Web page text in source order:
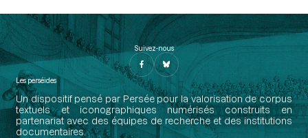
Suivez-nous
Les perséides
Un dispositif pensé par Persée pour la valorisation de corpus
textuels et iconographiques numérisés construits en
partenariat avec des équipes de recherche et des institutions
documentaires.